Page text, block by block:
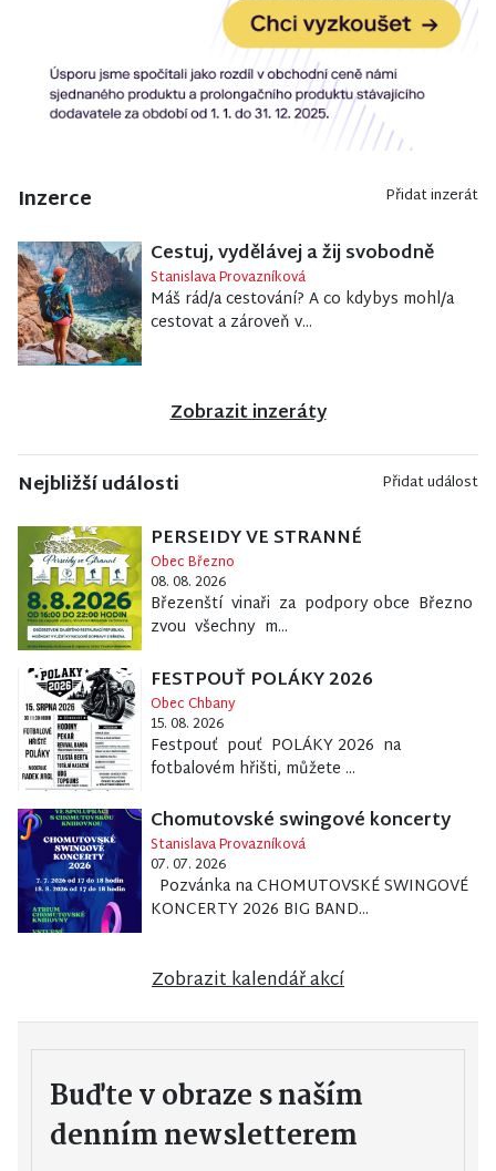
Inzerce Přidat inzerát
Cestuj, vydělávej a žij svobodně
Stanislava Provazníková
Máš rád/a cestování? A co kdybys mohl/a
cestovat a zároveň v...
Zobrazit inzeráty
Nejbližší události Přidat událost
PERSEIDY VE STRANNÉ
Obec Březno
08. 08. 2026
Březenští vinaři za podpory obce Březno
zvou všechny m...
FESTPOUŤ POLÁKY 2026
Obec Chbany
15. 08. 2026
Festpouť pouť POLÁKY 2026 na
fotbalovém hřišti, můžete ...
Chomutovské swingové koncerty
Stanislava Provazníková
07. 07. 2026
Pozvánka na CHOMUTOVSKÉ SWINGOVÉ
KONCERTY 2026 BIG BAND...
Zobrazit kalendář akcí
Buďte v obraze s naším
denním newsletterem